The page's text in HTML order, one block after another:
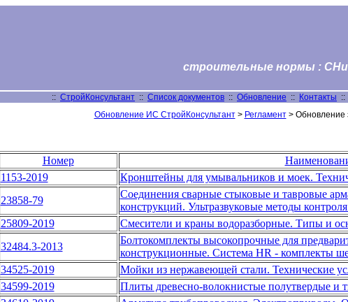
строительные нормы :
:: СтройКонсультант :: Список документов :: Обновление :: Контакты ::
Обновление ИС СтройКонсультант> Регламент> Обновление
Номер
1153-2019 Кронштейны для умывальников и моек.
23858-79
Соединения сварные стыковые и тавровые
конструкций. Ультразвуковые методы
25809-2019 Смесители и краны водоразборные. Типы и
32484.3-2013
Болтокомплекты высокопрочные для
конструкционные. Система HR - комплекты
34525-2019 Мойки из нержавеющей стали. Технические
34599-2019 Плиты древесно-волокнистые полутвердые и